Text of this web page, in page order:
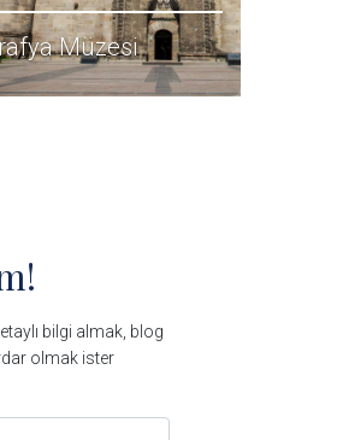
Müzesi
bilgi almak, blog
olmak ister